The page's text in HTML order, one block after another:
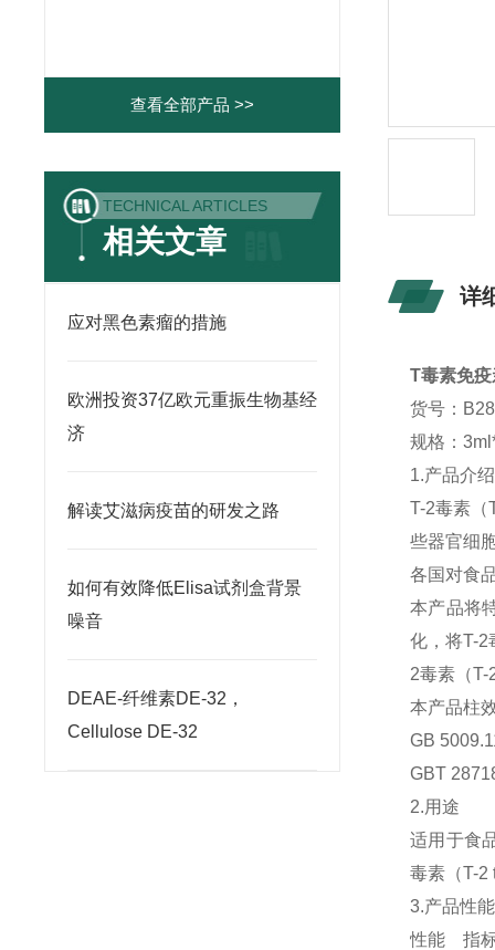
查看全部产品 >>
TECHNICAL ARTICLES
相关文章
应对黑色素瘤的措施
欧洲投资37亿欧元重振生物基经
济
解读艾滋病疫苗的研发之路
如何有效降低Elisa试剂盒背景
噪音
DEAE-纤维素DE-32，
Cellulose DE-32
详
T毒素免
货号：
规格：
1.产品介绍
T-2毒素（
些器官细
各国对食
本产品将
化，将T-2
2毒素（T-
本产品柱
GB
GBT
2.用途
适用于食
毒素（T-2
3.产品性能
性能 指